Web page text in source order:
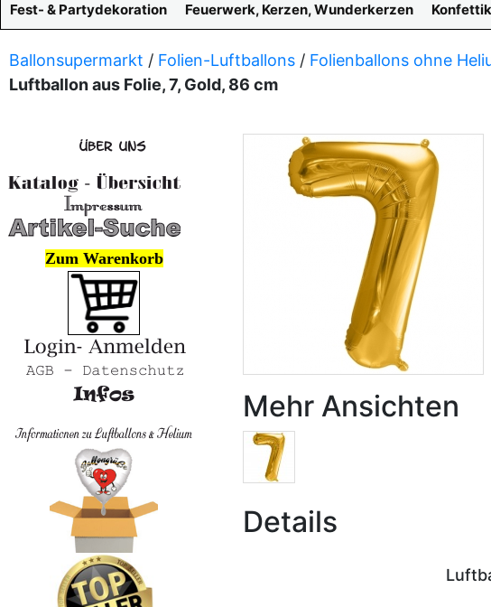
Fest- & Partydekoration
Feuerwerk, Kerzen, Wunderkerzen
Ballonsupermarkt / Folien-Luftballons / Folienballons ohne
Luftballon aus Folie, 7, Gold, 86 cm
Mehr Ansichten
Details
Zum Warenkorb